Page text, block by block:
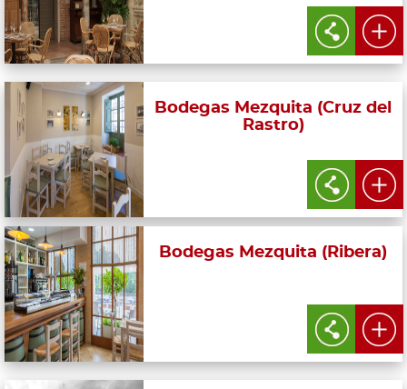
Bodegas Mezquita (Cruz del
Rastro)
Bodegas Mezquita (Ribera)